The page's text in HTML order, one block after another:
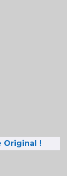
Original !